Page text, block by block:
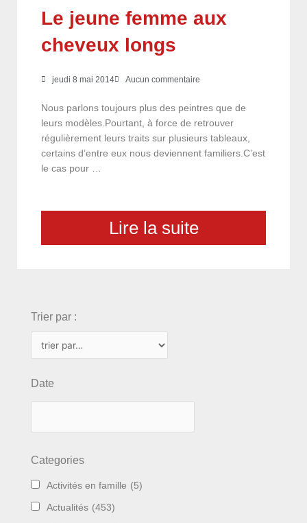
Le jeune femme aux
cheveux longs
jeudi 8 mai 2014 Aucun commentaire
Nous parlons toujours plus des peintres que de
leurs modèles.Pourtant, à force de retrouver
régulièrement leurs traits sur plusieurs tableaux,
certains d’entre eux nous deviennent familiers.C’est
le cas pour …
Lire la suite
Trier par :
Date
Categories
Activités en famille (5)
Actualités (453)